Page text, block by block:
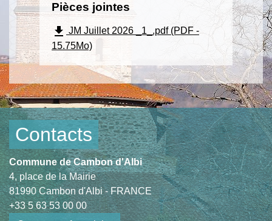
Pièces jointes
file_download JM Juillet 2026 _1_.pdf (PDF -
15.75Mo)
Contacts
Commune de Cambon d'Albi
4, place de la Mairie
81990 Cambon d'Albi - FRANCE
+33 5 63 53 00 00